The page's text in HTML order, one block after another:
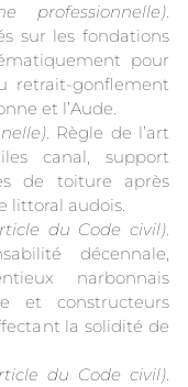
professionnelle).
sur les fondations
pour
retrait-gonflement
et l’Aude.
. Règle de l’art
canal, support
de toiture après
littoral audois.
du Code civil).
décennale,
narbonnais
et constructeurs
la solidité de
du Code civil).